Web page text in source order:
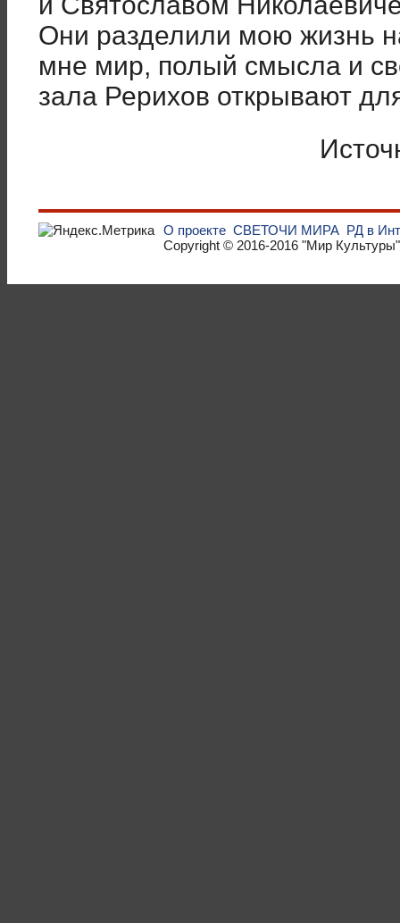
Они разделили мою жизнь
мне мир, полый смысла и
зала Рерихов открывают
О проекте СВЕТОЧИ МИРА РД в
Copyright © 2016-2016 "Мир Культуры"